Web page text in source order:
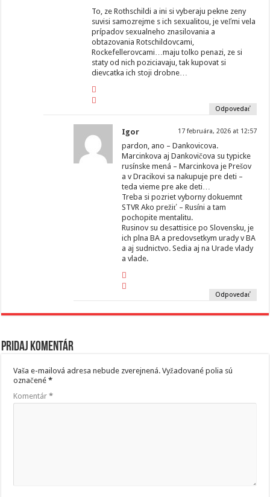
To, ze Rothschildi a ini si vyberaju pekne zeny
suvisi samozrejme s ich sexualitou, je veľmi vela
prípadov sexualneho znasilovania a
obtazovania Rotschildovcami,
Rockefellerovcami…maju tolko penazi, ze si
staty od nich poziciavaju, tak kupovat si
dievcatka ich stoji drobne…
Odpovedať
Igor 17 februára, 2026 at 12:57
pardon, ano – Dankovicova.
Marcinkova aj Dankovičova su typicke
rusínske mená – Marcinkova je Prešov
a v Dracikovi sa nakupuje pre deti –
teda vieme pre ake deti…
Treba si pozriet vyborny dokuemnt
STVR Ako prežiť – Rusíni a tam
pochopite mentalitu.
Rusinov su desattisice po Slovensku, je
ich plna BA a predovsetkym urady v BA
a aj sudnictvo. Sedia aj na Urade vlady
a vlade.
Odpovedať
Pridaj komentár
Vaša e-mailová adresa nebude zverejnená. Vyžadované polia sú
označené*
Komentár*